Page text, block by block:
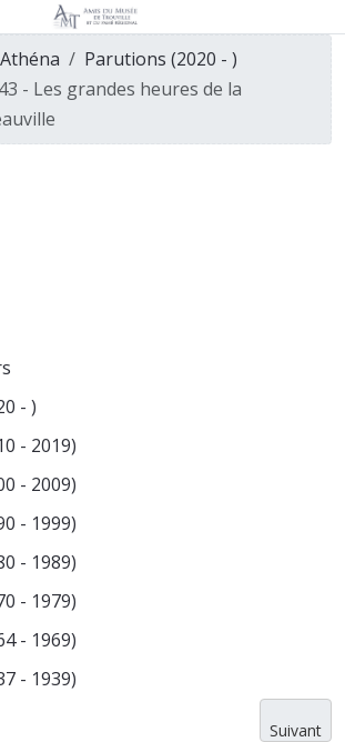
Athéna
Parutions (2020 - )
- Les grandes heures de la
- )
- 2019)
- 2009)
- 1999)
- 1989)
- 1979)
- 1969)
- 1939)
Suivant